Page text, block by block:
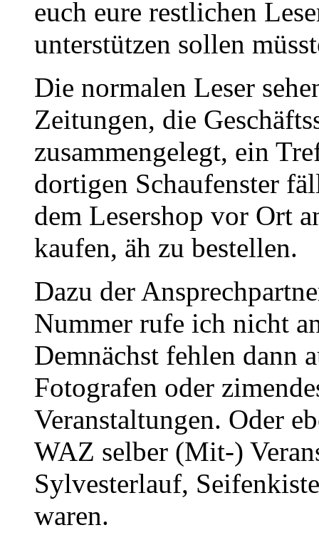
euch eure restlichen
unterstützen sollen
Die normalen Leser
Zeitungen, die
zusammengelegt, ein
dortigen Schaufenster
dem Lesershop vor Ort
kaufen, äh zu bestellen.
Dazu der
Nummer rufe ich nicht
Demnächst fehlen dann
Fotografen oder
Veranstaltungen. Oder
WAZ selber (Mit-)
Sylvesterlauf,
waren.